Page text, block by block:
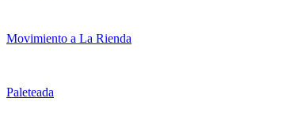
Movimiento a La Rienda
Paleteada